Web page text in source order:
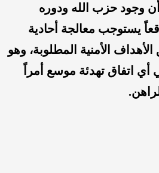
وجود حزب الله ودوره
يستوجب معالجة أحادية
الأمنية المطلوبة، وهو
أي اتفاق تهدئة موسع أمراً